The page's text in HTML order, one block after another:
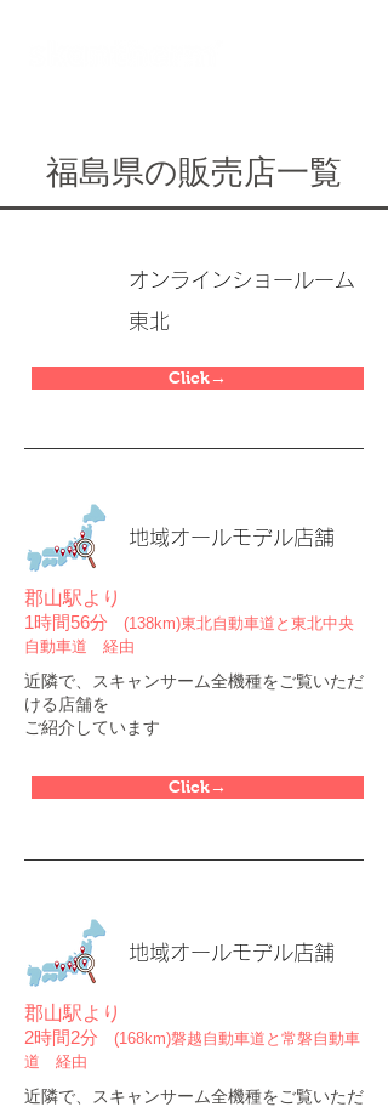
福島県の販売店一覧
オンラインショールーム
東北
Click→
地域オールモデル店舗
郡山駅より
1時間56分 (138km)東北自動車道と東北中央
自動車道 経由
近隣で、スキャンサーム全機種をご覧いただ
ける店舗を
ご紹介しています
Click→
地域オールモデル店舗
郡山駅より
2時間2分 (168km)磐越自動車道と常磐自動車
道 経由
近隣で、スキャンサーム全機種をご覧いただ